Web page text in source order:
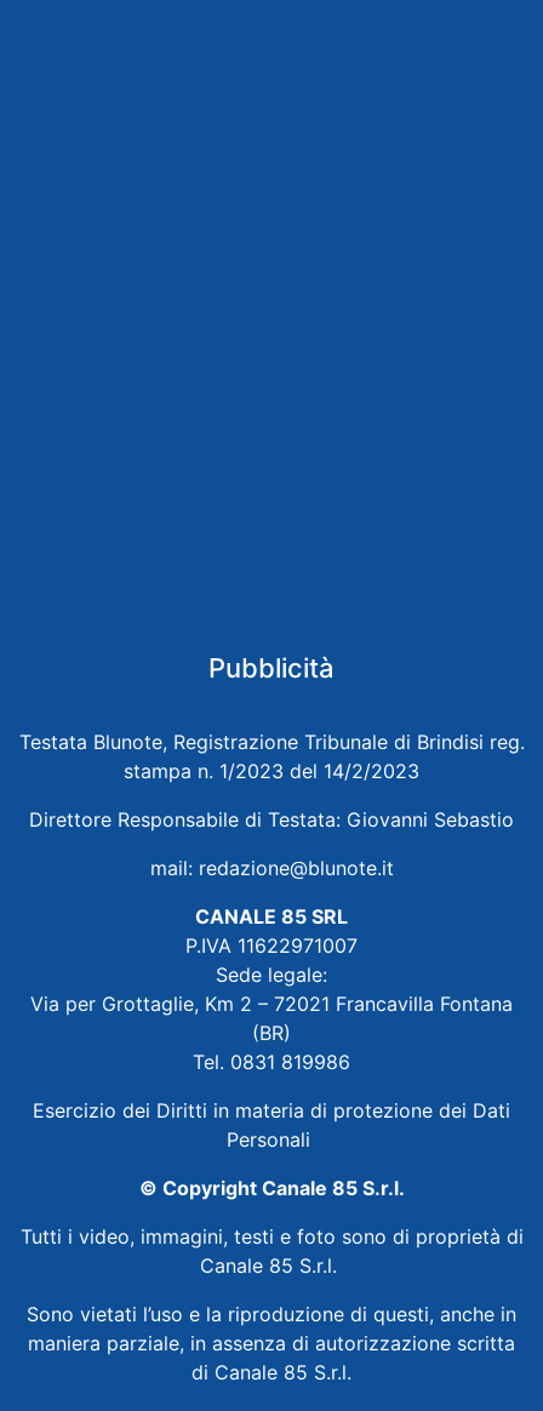
Pubblicità
Testata Blunote, Registrazione Tribunale di Brindisi reg.
stampa n. 1/2023 del 14/2/2023
Direttore Responsabile di Testata: Giovanni Sebastio
mail: redazione@blunote.it
CANALE 85 SRL
P.IVA 11622971007
Sede legale:
Via per Grottaglie, Km 2 – 72021 Francavilla Fontana
(BR)
Tel. 0831 819986
Esercizio dei Diritti in materia di protezione dei Dati
Personali
© Copyright Canale 85 S.r.l.
Tutti i video, immagini, testi e foto sono di proprietà di
Canale 85 S.r.l.
Sono vietati l’uso e la riproduzione di questi, anche in
maniera parziale, in assenza di autorizzazione scritta
di Canale 85 S.r.l.